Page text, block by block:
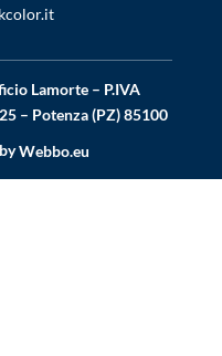
Lamorte – P.IVA
– Potenza (PZ) 85100
Webbo.eu